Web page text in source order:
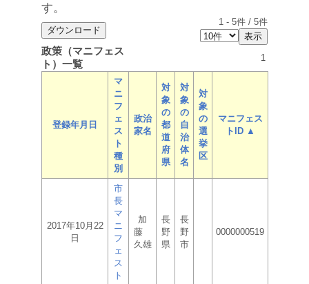
す。
1 - 5件 / 5件
政策（マニフェス
ト）一覧
1
登録年月日
マ
ニ
フ
ェ
ス
ト
種
別
政治
家名
対
象
の
都
道
府
県
対
象
の
自
治
体
名
対
象
の
選
挙
区
マニフェス
トID ▲
2017年10月22
日
市
長
マ
ニ
フ
ェ
ス
ト
加
藤
久雄
長
野
県
長
野
市
0000000519